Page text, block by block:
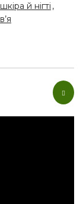
й нігті ,